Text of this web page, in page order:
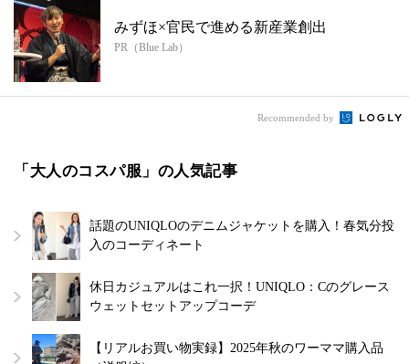
みずほ×官民で進める新産業創出
PR（Blue Lab）
Recommended by
「大人のコスパ服」の人気記事
話題のUNIQLOのデニムジャケットを購入！春気分投
入のコーディネート
休日カジュアルはこれ一択！UNIQLO：Cのグレース
ウェットセットアップコーデ
【リアルお買い物実録】2025年秋のワーママ購入品